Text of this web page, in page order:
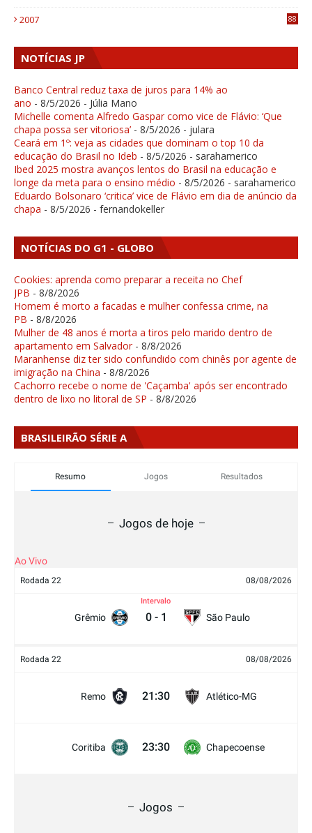
2007 88
NOTÍCIAS JP
Banco Central reduz taxa de juros para 14% ao
ano - 8/5/2026 - Júlia Mano
Michelle comenta Alfredo Gaspar como vice de Flávio: ‘Que
chapa possa ser vitoriosa’ - 8/5/2026 - julara
Ceará em 1º: veja as cidades que dominam o top 10 da
educação do Brasil no Ideb - 8/5/2026 - sarahamerico
Ibed 2025 mostra avanços lentos do Brasil na educação e
longe da meta para o ensino médio - 8/5/2026 - sarahamerico
Eduardo Bolsonaro ‘critica’ vice de Flávio em dia de anúncio da
chapa - 8/5/2026 - fernandokeller
NOTÍCIAS DO G1 - GLOBO
Cookies: aprenda como preparar a receita no Chef
JPB - 8/8/2026
Homem é morto a facadas e mulher confessa crime, na
PB - 8/8/2026
Mulher de 48 anos é morta a tiros pelo marido dentro de
apartamento em Salvador - 8/8/2026
Maranhense diz ter sido confundido com chinês por agente de
imigração na China - 8/8/2026
Cachorro recebe o nome de 'Caçamba' após ser encontrado
dentro de lixo no litoral de SP - 8/8/2026
BRASILEIRÃO SÉRIE A
Resumo Jogos Resultados
Jogos de hoje
Ao Vivo
Rodada 22 08/08/2026
Grêmio
Intervalo
0 - 1 São Paulo
Rodada 22 08/08/2026
Remo 21:30 Atlético-MG
Coritiba 23:30 Chapecoense
Jogos